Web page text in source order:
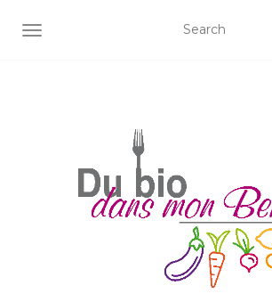
AFFICHER/MASQUER LA NAVIGATION